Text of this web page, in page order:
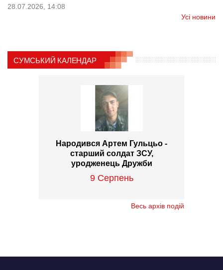
28.07.2026, 14:08
Усі новини
СУМСЬКИЙ КАЛЕНДАР
Народився Артем Гульцьо -
старший солдат ЗСУ,
уродженець Дружби
9 Серпень
Весь архів подій